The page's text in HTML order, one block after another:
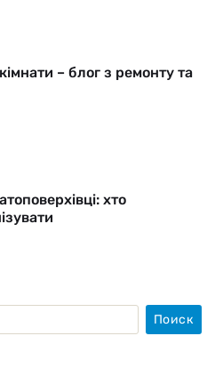
– блог з ремонту та
хто